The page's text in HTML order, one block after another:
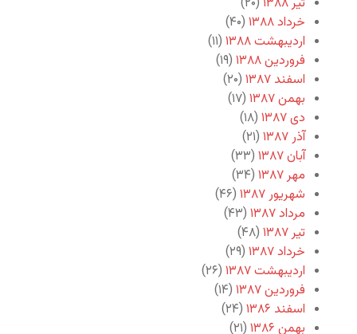
خرداد ۱۳۸۸
(۴۰)
اردیبهشت ۱۳۸۸
(۱۱)
فروردین ۱۳۸۸
(۱۹)
اسفند ۱۳۸۷
(۲۰)
بهمن ۱۳۸۷
(۱۷)
دی ۱۳۸۷
(۱۸)
آذر ۱۳۸۷
(۲۱)
آبان ۱۳۸۷
(۳۳)
مهر ۱۳۸۷
(۳۴)
شهریور ۱۳۸۷
(۴۶)
مرداد ۱۳۸۷
(۴۳)
تیر ۱۳۸۷
(۴۸)
خرداد ۱۳۸۷
(۲۹)
اردیبهشت ۱۳۸۷
(۲۶)
فروردین ۱۳۸۷
(۱۴)
اسفند ۱۳۸۶
(۲۴)
بهمن ۱۳۸۶
(۲۱)